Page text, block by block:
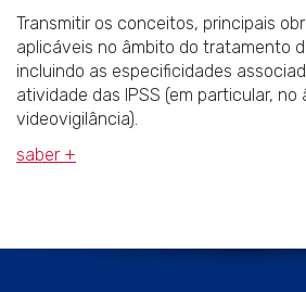
Transmitir os conceitos, principais
aplicáveis no âmbito do tratamento
incluindo as especificidades
atividade das IPSS (em particular, no
videovigilância).
saber +